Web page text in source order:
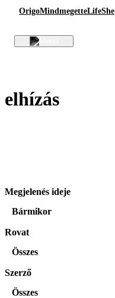
OrigoMindmegetteLifeShe
elhízás
Megjelenés ideje
Bármikor
Rovat
Összes
Szerző
Összes